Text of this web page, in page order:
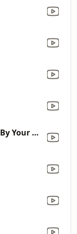
MONTERO (Call Me By Your Name)